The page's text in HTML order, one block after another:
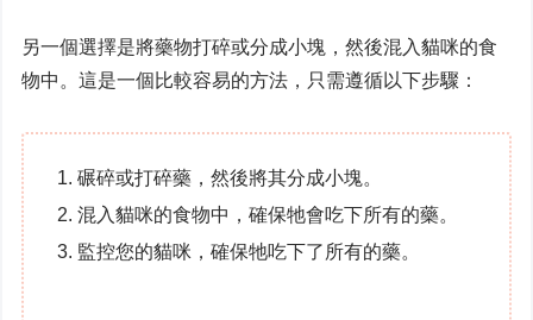
另一個選擇是將藥物打碎或分成小塊，然後混入貓咪的食
物中。這是一個比較容易的方法，只需遵循以下步驟：
碾碎或打碎藥，然後將其分成小塊。
混入貓咪的食物中，確保牠會吃下所有的藥。
監控您的貓咪，確保牠吃下了所有的藥。